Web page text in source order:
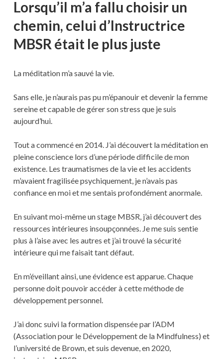
Lorsqu’il m’a fallu choisir un
chemin, celui d’Instructrice
MBSR était le plus juste
La méditation m’a sauvé la vie.
Sans elle, je n’aurais pas pu m’épanouir et devenir la femme
sereine et capable de gérer son stress que je suis
aujourd’hui.
Tout a commencé en 2014. J’ai découvert la méditation en
pleine conscience lors d’une période difficile de mon
existence. Les traumatismes de la vie et les accidents
m’avaient fragilisée psychiquement, je n’avais pas
confiance en moi et me sentais profondément anormale.
En suivant moi-même un stage MBSR, j’ai découvert des
ressources intérieures insoupçonnées. Je me suis sentie
plus à l’aise avec les autres et j’ai trouvé la sécurité
intérieure qui me faisait tant défaut.
En m’éveillant ainsi, une évidence est apparue. Chaque
personne doit pouvoir accéder à cette méthode de
développement personnel.
J’ai donc suivi la formation dispensée par l’ADM
(Association pour le Développement de la Mindfulness) et
l’université de Brown, et suis devenue, en 2020,